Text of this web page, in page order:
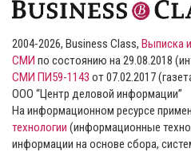
2004-2026, Business Class, Выписка
СМИ по состоянию на 29.08.2018
СМИ ПИ59-1143 от 07.02.2017
ООО “Центр деловой информации”
На информационном ресурсе
технологии (информационные
информации на основе сбора,